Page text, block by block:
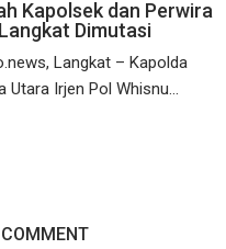
Kapolsek dan Perwira
Dimutasi
Langkat – Kapolda
Utara Irjen Pol Whisnu...